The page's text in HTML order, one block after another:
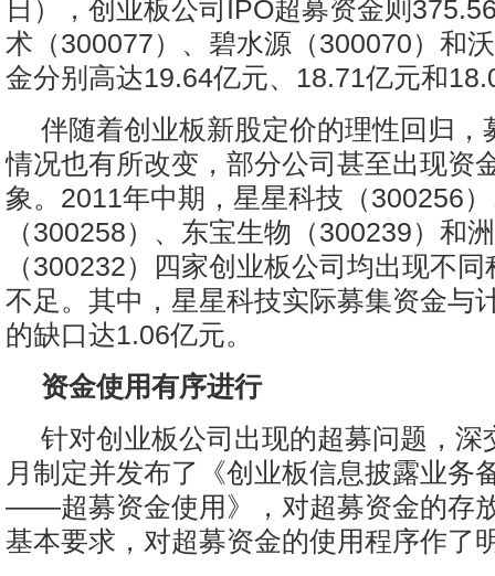
日），创业板公司IPO超募资金则
术（300077）、碧水源（300070）和
金分别高达19.64亿元、18.71亿元和
伴随着创业板新股定价的理性回归，
情况也有所改变，部分公司甚至出现资
象。2011年中期，星星科技（300256
（300258）、东宝生物（300239）和
（300232）四家创业板公司均出现不
不足。其中，星星科技实际募集资金与
的缺口达1.06亿元。
资金使用有序进行
针对创业板公司出现的超募问题，深
月制定并发布了《创业板信息披露业务
——超募资金使用》，对超募资金的存
基本要求，对超募资金的使用程序作了